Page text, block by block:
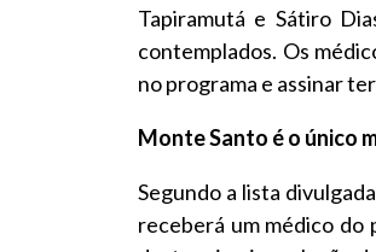
Tapiramutá e Sátiro
contemplados. Os
no programa e assinar
Monte Santo é o único
Segundo a lista
receberá um médico do